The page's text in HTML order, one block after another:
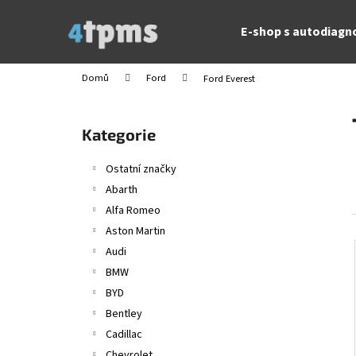
E-shop s
Domů Ford Ford Everest
Přeskočit
kategorie
Kategorie
Ostatní značky
Abarth
Alfa Romeo
Aston Martin
Audi
BMW
BYD
Bentley
Cadillac
í
Zpět
do
Zpět
do